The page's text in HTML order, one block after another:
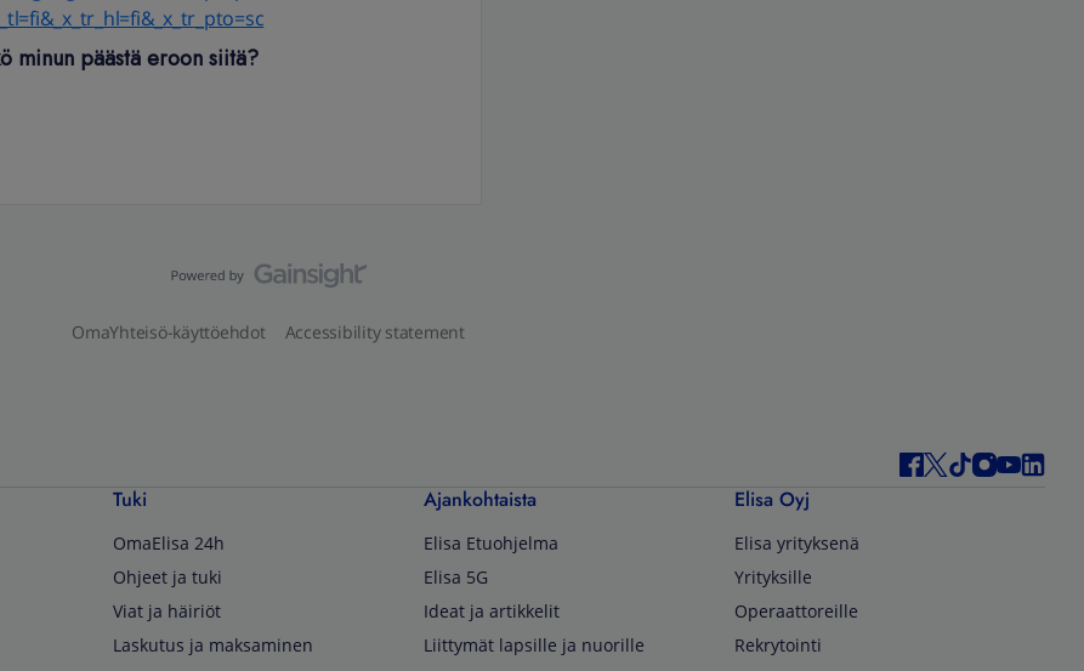
minun päästä eroon siitä?
OmaYhteisö-käyttöehdot Accessibility statement
Tuki
OmaElisa 24h
Ohjeet ja tuki
Viat ja häiriöt
Laskutus ja maksaminen
Ajankohtaista
Elisa Etuohjelma
Elisa 5G
Ideat ja artikkelit
Liittymät lapsille ja nuorille
Elisa Oyj
Elisa yrityksenä
Yrityksille
Operaattoreille
Rekrytointi